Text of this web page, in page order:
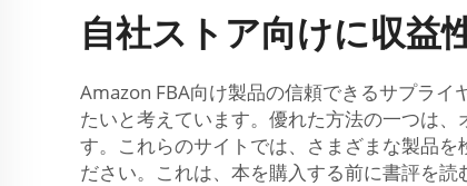
自社ストア向けに収益
Amazon FBA向け製品の信頼できるサプラ
たいと考えています。優れた方法の一つは
す。これらのサイトでは、さまざまな製品
ださい。これは、本を購入する前に書評を読